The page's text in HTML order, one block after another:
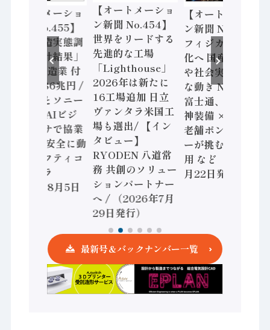
【オートメーショ
ン新聞 No.455】
「経済構造実態調
査二次集計結果」
2024年製造業 付
加価値額86兆円 /
三菱電機とソニー
セミコン AIビジ
ョンセンサで協業
/ IDEC、安全に動
かすセーフティコ
ントローラ
（2026年8月5日
【オートメーショ
ン新聞 No.454】
世界をリードする
先進的な工場
「Lighthouse」
2026年は新たに
16工場追加 日立
ヴァンタラ米国工
場も選出/ 【イン
タビュー】
RYODEN 八道常
務 共創のソリュー
ションパートナー
へ / （2026年7月
29日発行）
【オートメーショ
ン新聞 No.453】
フィジカルAI本格
化へ 国産AI開発
や社会実装に活発
な動き Noetra、
富士通、日立 / 兵
神装備 × HMS、
老舗ポンプメーカ
ーが挑むデータ活
用 など（2026年7
月22日発行）
最新号＆バックナンバー一覧